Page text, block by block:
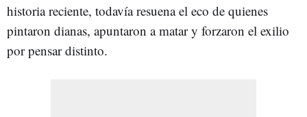
historia reciente, todavía resuena el eco de quienes
pintaron dianas, apuntaron a matar y forzaron el exilio
por pensar distinto.